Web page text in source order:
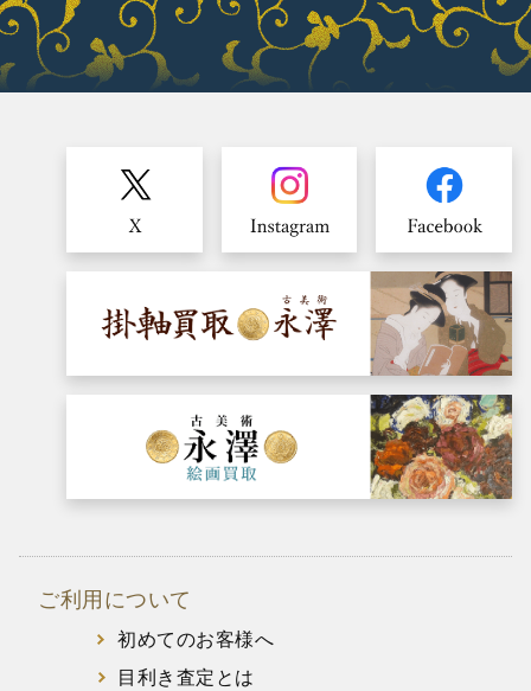
ご利用について
初めてのお客様へ
目利き査定とは